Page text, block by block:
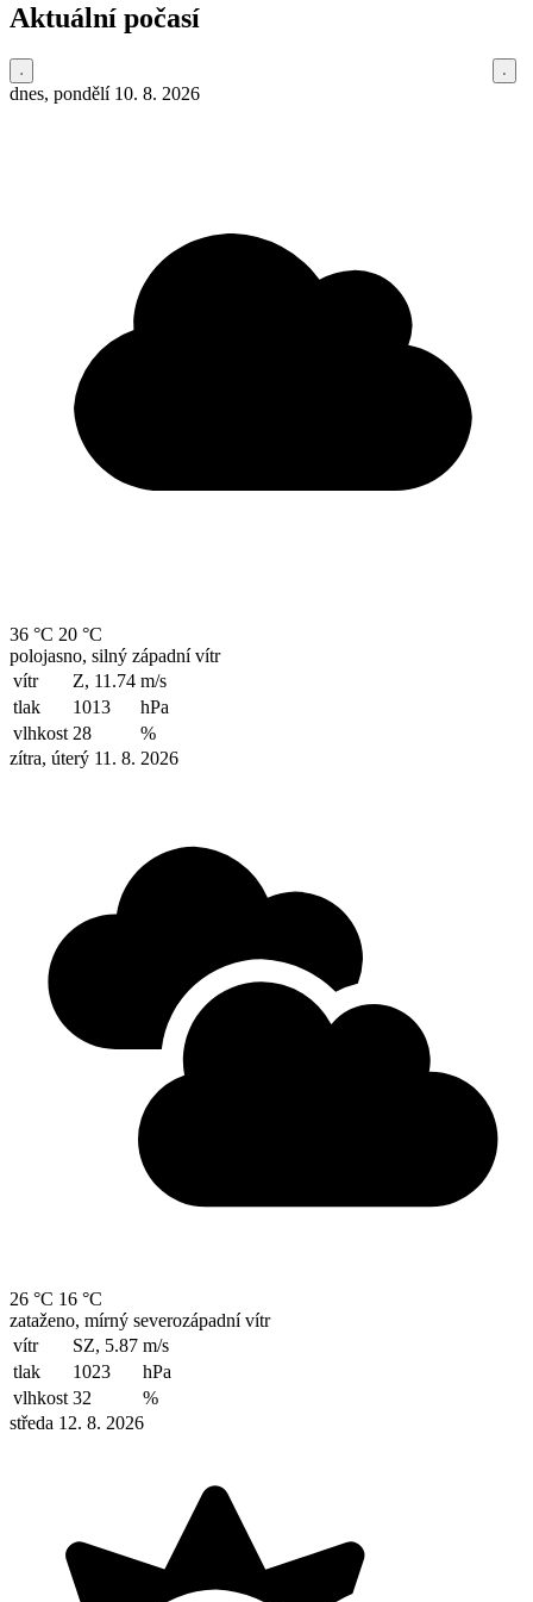
Aktuální počasí
dnes, pondělí 10. 8. 2026
36 °C 20 °C
polojasno, silný západní vítr
vítr
Z, 11.74 m/s
tlak
1013
hPa
vlhkost 28
%
zítra, úterý 11. 8. 2026
26 °C 16 °C
zataženo, mírný severozápadní vítr
vítr
SZ, 5.87 m/s
tlak
1023
hPa
vlhkost 32
%
středa 12. 8. 2026